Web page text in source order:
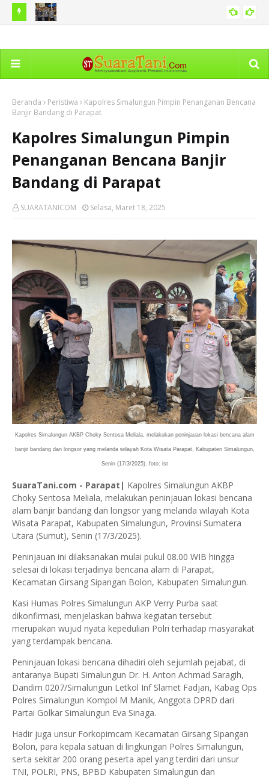
Pengelolaan Pelayanan Informasi
Beranda Peristiwa
Kapolres Simalungun Pimpin Penanganan Bencana
Banjir Bandang di Parapat
Kapolres Simalungun Pimpin
Penanganan Bencana Banjir
Bandang di Parapat
SUARATANICOM Selasa, Maret 18, 2025
Kapolres Simalungun AKBP Choky Sentosa Meliala, melakukan peninjauan lokasi bencana alam
banjir bandang dan longsor yang melanda wilayah Kota Wisata Parapat, Kabupaten Simalungun,
Senin (17/3/2025). foto: ist
SuaraTani.com - Parapat| Kapolres Simalungun AKBP
Choky Sentosa Meliala, melakukan peninjauan lokasi bencana
alam banjir bandang dan longsor yang melanda wilayah Kota
Wisata Parapat, Kabupaten Simalungun, Provinsi Sumatera
Utara (Sumut), Senin (17/3/2025).
Peninjauan ini dilaksanakan mulai pukul 08.00 WIB hingga
selesai di lokasi terjadinya bencana alam di Parapat,
Kecamatan Girsang Sipangan Bolon, Kabupaten Simalungun.
Kasi Humas Polres Simalungun AKP Verry Purba saat
dikonfirmasi, menjelaskan bahwa kegiatan tersebut
merupakan wujud nyata kepedulian Polri terhadap masyarakat
yang terdampak bencana.
Peninjauan lokasi bencana dihadiri oleh sejumlah pejabat, di
antaranya Bupati Simalungun Dr. H. Anton Achmad Saragih,
Dandim 0207/Simalungun Letkol Inf Slamet Fadjan, Kabag Ops
Polres Simalungun Kompol M Manik, Anggota DPRD dari
Partai Golkar Simalungun Eva Sinaga.
Hadir juga unsur Forkopimcam Kecamatan Girsang Sipangan
Bolon, para kepala satuan di lingkungan Polres Simalungun,
serta sekitar 200 orang peserta apel yang terdiri dari unsur
TNI, POLRI, PNS, BPBD Kabupaten Simalungun dan